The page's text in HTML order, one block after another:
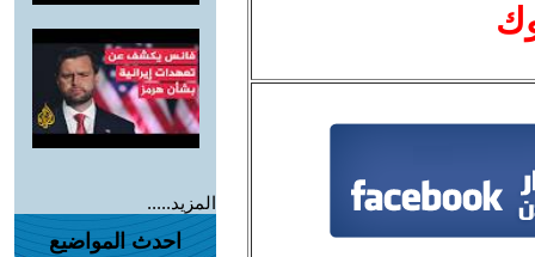
المزيد.....
احدث المواضيع